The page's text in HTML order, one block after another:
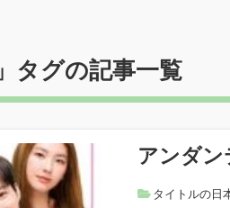
」タグの記事一覧
アンダン
タイトルの日